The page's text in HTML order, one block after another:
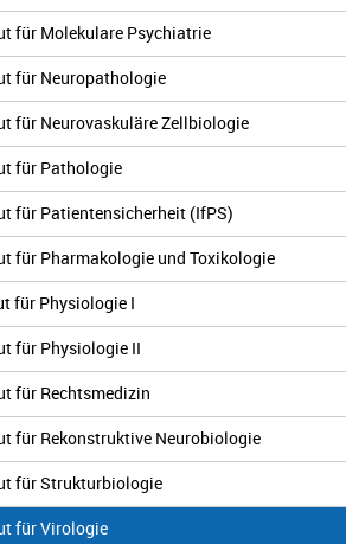
für Molekulare Psychiatrie
für Neuropathologie
für Neurovaskuläre Zellbiologie
für Pathologie
für Patientensicherheit (IfPS)
für Pharmakologie und Toxikologie
für Physiologie I
für Physiologie II
für Rechtsmedizin
für Rekonstruktive Neurobiologie
für Strukturbiologie
für Virologie